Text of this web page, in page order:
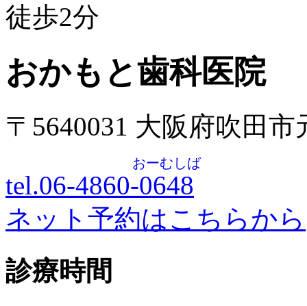
徒歩2分
おかもと歯科医院
〒5640031 大阪府吹田
tel.06-4860-0648
おーむしば
ネット予約はこちらから
診療時間